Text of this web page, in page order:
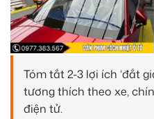
Tóm tắt 2-3 lợi ích ‘đắt
tương thích theo xe,
điện tử.